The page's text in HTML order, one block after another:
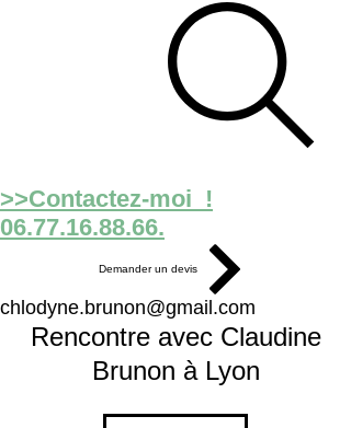
>>Contactez-moi !
06.77.16.88.66.
Demander un devis
chlodyne.brunon@gmail.com
Rencontre avec Claudine
Brunon à Lyon